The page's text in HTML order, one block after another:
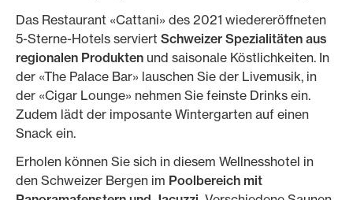
Das Restaurant «Cattani» des 2021 wiedereröffneten
5-Sterne-Hotels serviert Schweizer Spezialitäten aus
regionalen Produkten und saisonale Köstlichkeiten. In
der «The Palace Bar» lauschen Sie der Livemusik, in
der «Cigar Lounge» nehmen Sie feinste Drinks ein.
Zudem lädt der imposante Wintergarten auf einen
Snack ein.
Erholen können Sie sich in diesem Wellnesshotel in
den Schweizer Bergen im Poolbereich mit